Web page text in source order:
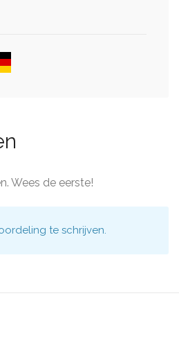
Wees de eerste!
te schrijven.